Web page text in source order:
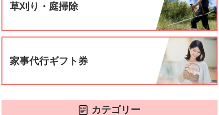
草刈り・庭掃除
家事代行ギフト券
カテゴリー